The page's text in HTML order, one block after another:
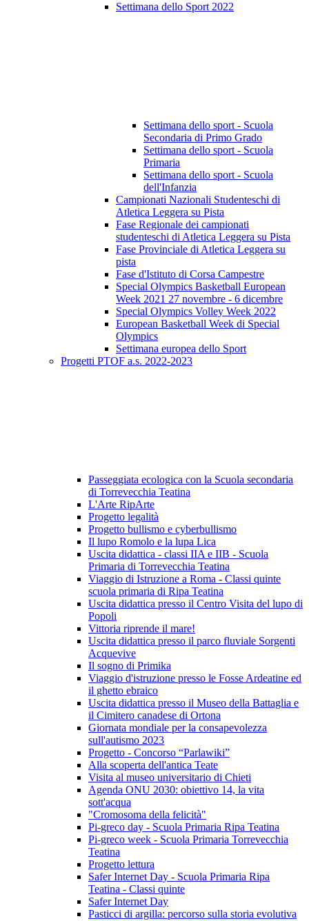
Settimana dello Sport 2022
Settimana dello sport - Scuola
Secondaria di Primo Grado
Settimana dello sport - Scuola
Primaria
Settimana dello sport - Scuola
dell'Infanzia
Campionati Nazionali Studenteschi di
Atletica Leggera su Pista
Fase Regionale dei campionati
studenteschi di Atletica Leggera su Pista
Fase Provinciale di Atletica Leggera su
pista
Fase d'Istituto di Corsa Campestre
Special Olympics Basketball European
Week 2021 27 novembre - 6 dicembre
Special Olympics Volley Week 2022
European Basketball Week di Special
Olympics
Settimana europea dello Sport
Progetti PTOF a.s. 2022-2023
Passeggiata ecologica con la Scuola secondaria
di Torrevecchia Teatina
L'Arte RipArte
Progetto legalità
Progetto bullismo e cyberbullismo
Il lupo Romolo e la lupa Lica
Uscita didattica - classi IIA e IIB - Scuola
Primaria di Torrevecchia Teatina
Viaggio di Istruzione a Roma - Classi quinte
scuola primaria di Ripa Teatina
Uscita didattica presso il Centro Visita del lupo di
Popoli
Vittoria riprende il mare!
Uscita didattica presso il parco fluviale Sorgenti
Acquevive
Il sogno di Primika
Viaggio d'istruzione presso le Fosse Ardeatine ed
il ghetto ebraico
Uscita didattica presso il Museo della Battaglia e
il Cimitero canadese di Ortona
Giornata mondiale per la consapevolezza
sull'autismo 2023
Progetto - Concorso “Parlawiki”
Alla scoperta dell'antica Teate
Visita al museo universitario di Chieti
Agenda ONU 2030: obiettivo 14, la vita
sott'acqua
"Cromosoma della felicità"
Pi-greco day - Scuola Primaria Ripa Teatina
Pi-greco week - Scuola Primaria Torrevecchia
Teatina
Progetto lettura
Safer Internet Day - Scuola Primaria Ripa
Teatina - Classi quinte
Safer Internet Day
Pasticci di argilla: percorso sulla storia evolutiva